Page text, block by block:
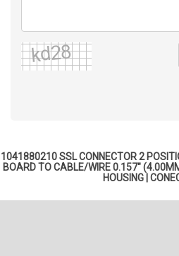
1041880210 SSL CONNECTOR 2
BOARD TO CABLE/WIRE 0.157"
HOUSING|